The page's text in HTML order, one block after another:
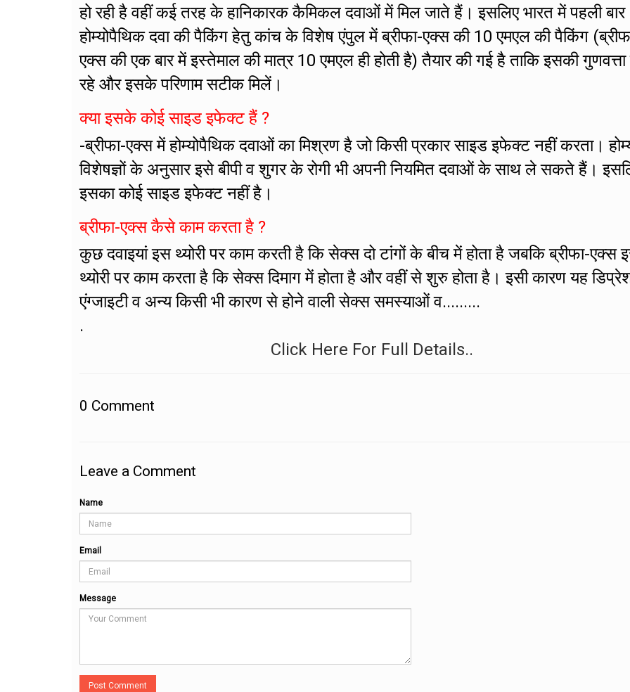
हो रही है वहीं कई तरह के हानिकारक कैमिकल दवाओं में मिल जाते हैं। इसलिए भारत में पहली बार
होम्योपैथिक दवा की पैकिंग हेतु कांच के विशेष एंपुल में ब्रीफा-एक्स की 10 एमएल की पैकिंग
एक्स की एक बार में इस्तेमाल की मात्र 10 एमएल ही होती है) तैयार की गई है ताकि इसकी गुणवत्ता
रहे और इसके परिणाम सटीक मिलें।
क्या इसके कोई साइड इफेक्ट हैं ?
-ब्रीफा-एक्स में होम्योपैथिक दवाओं का मिश्रण है जो किसी प्रकार साइड इफेक्ट नहीं करता।
विशेषज्ञों के अनुसार इसे बीपी व शुगर के रोगी भी अपनी नियमित दवाओं के साथ ले सकते हैं।
इसका कोई साइड इफेक्ट नहीं है।
ब्रीफा-एक्स कैसे काम करता है ?
कुछ दवाइयां इस थ्योरी पर काम करती है कि सेक्स दो टांगों के बीच में होता है जबकि ब्रीफा-एक्स
थ्योरी पर काम करता है कि सेक्स दिमाग में होता है और वहीं से शुरु होता है। इसी कारण यह
एंग्जाइटी व अन्य किसी भी कारण से होने वाली सेक्स समस्याओं व.........
.
Click Here For Full Details..
0 Comment
Leave a Comment
Name
Email
Message
Post Comment